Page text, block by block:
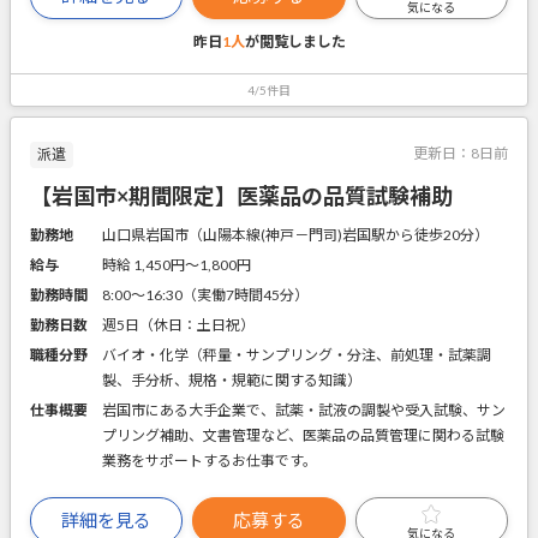
気になる
昨日1人が閲覧しました
4/5件目
派遣 更新日： 8日前
【岩国市×期間限定】医薬品の品質試験補助
勤務地
山口県岩国市（山陽本線(神戸－門司)岩国駅から徒歩20分）
給与
時給 1,450円〜1,800円
勤務時間
8:00～16:30（実働7時間45分）
勤務日数
週5日（休日：土日祝）
職種分野
バイオ・化学（秤量・サンプリング・分注、前処理・試薬調
製、手分析、規格・規範に関する知識）
仕事概要
岩国市にある大手企業で、試薬・試液の調製や受入試験、サン
プリング補助、文書管理など、医薬品の品質管理に関わる試験
業務をサポートするお仕事です。
詳細を見る 応募する
気になる